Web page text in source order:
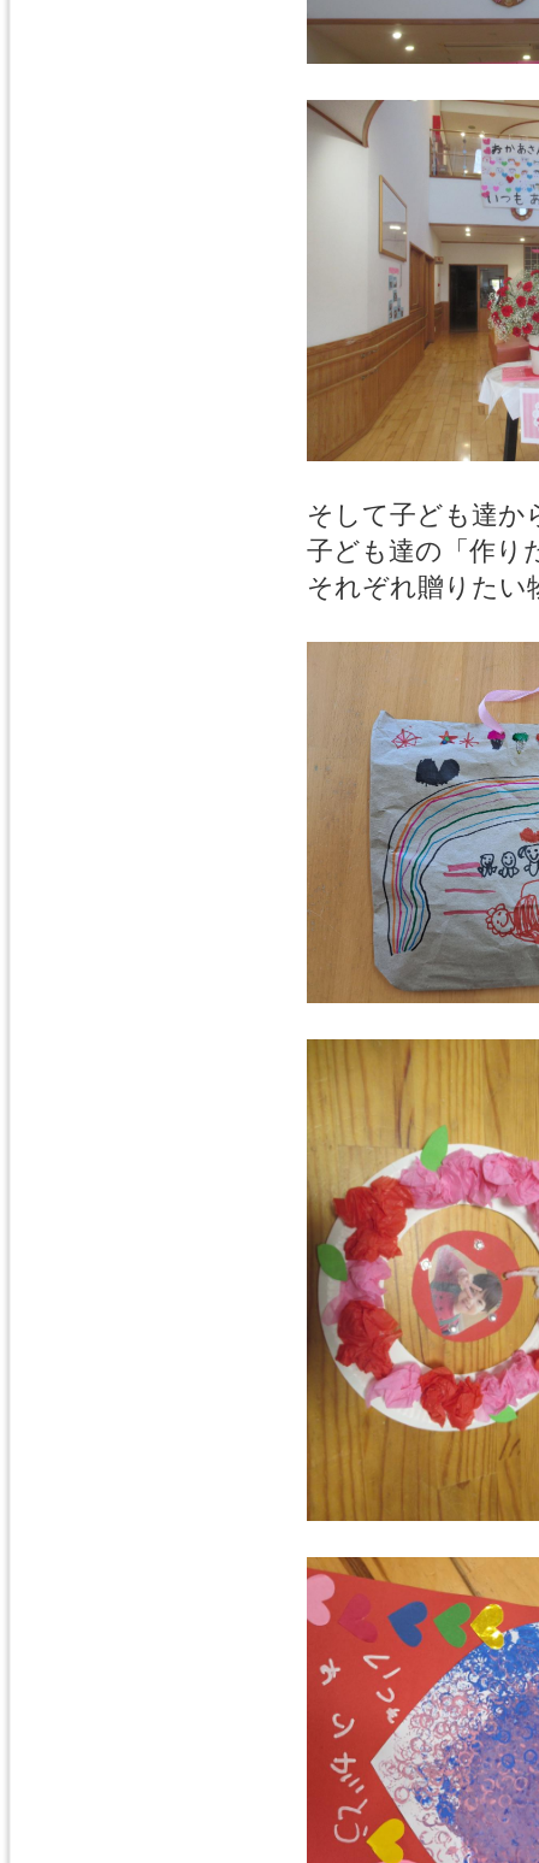
そして子ども達か
子ども達の「作り
それぞれ贈りたい